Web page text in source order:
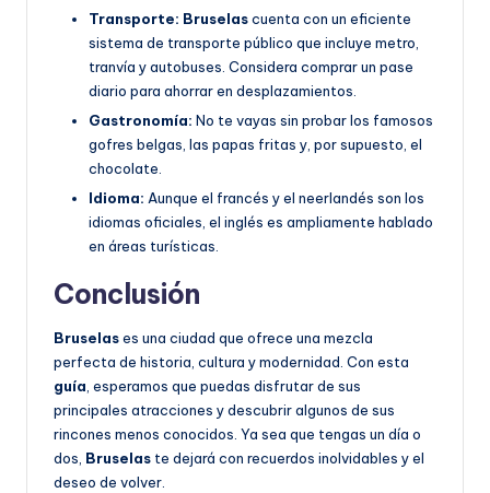
Transporte: Bruselascuenta con un eficiente
sistema de transporte público que incluye metro,
tranvía y autobuses. Considera comprar un pase
diario para ahorrar en desplazamientos.
Gastronomía: No te vayas sin probar los famosos
gofres belgas, las papas fritas y, por supuesto, el
chocolate.
Idioma: Aunque el francés y el neerlandés son los
idiomas oficiales, el inglés es ampliamente hablado
en áreas turísticas.
Conclusión
Bruselases una ciudad que ofrece una mezcla
perfecta de historia, cultura y modernidad. Con esta
guía, esperamos que puedas disfrutar de sus
principales atracciones y descubrir algunos de sus
rincones menos conocidos. Ya sea que tengas un día o
dos, Bruselas te dejará con recuerdos inolvidables y el
deseo de volver.